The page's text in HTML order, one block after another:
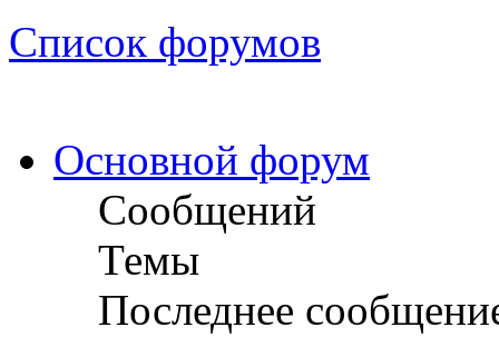
Список форумов
Основной форум
Сообщений
Темы
Последнее